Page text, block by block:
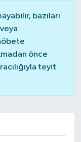
bazıları
önce
teyit